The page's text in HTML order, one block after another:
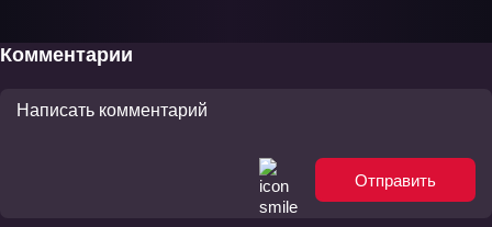
Комментарии
Отправить